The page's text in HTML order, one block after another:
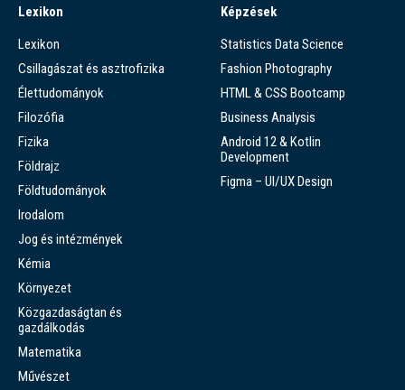
Lexikon
Lexikon
Csillagászat és asztrofizika
Élettudományok
Filozófia
Fizika
Földrajz
Földtudományok
Irodalom
Jog és intézmények
Kémia
Környezet
Közgazdaságtan és
gazdálkodás
Matematika
Művészet
Képzések
Statistics Data Science
Fashion Photography
HTML & CSS Bootcamp
Business Analysis
Android 12 & Kotlin
Development
Figma – UI/UX Design